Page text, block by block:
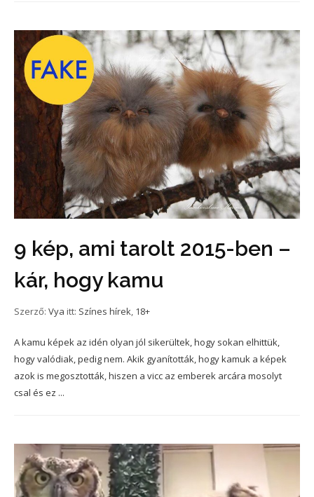
9 kép, ami tarolt 2015-ben –
kár, hogy kamu
Szerző: Vya itt: Színes hírek, 18+
A kamu képek az idén olyan jól sikerültek, hogy sokan elhittük,
hogy valódiak, pedig nem. Akik gyanították, hogy kamuk a képek
azok is megosztották, hiszen a vicc az emberek arcára mosolyt
csal és ez ...